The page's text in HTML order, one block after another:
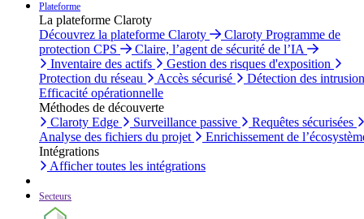
Plateforme
La plateforme Claroty
Découvrez la plateforme Claroty
Claroty Programme de
protection CPS
Claire, l’agent de sécurité de l’IA
Inventaire des actifs
Gestion des risques d'exposition
Protection du réseau
Accès sécurisé
Détection des
Efficacité opérationnelle
Méthodes de découverte
Claroty Edge
Surveillance passive
Requêtes sécurisées
Analyse des fichiers du projet
Enrichissement de
Intégrations
Afficher toutes les intégrations
Secteurs